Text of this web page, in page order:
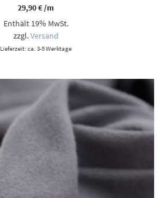
29,90€/m
Enthält 19% MwSt.
zzgl.Versand
Lieferzeit: ca. 3-5 Werktage